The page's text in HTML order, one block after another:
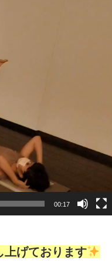
00:17
上げております